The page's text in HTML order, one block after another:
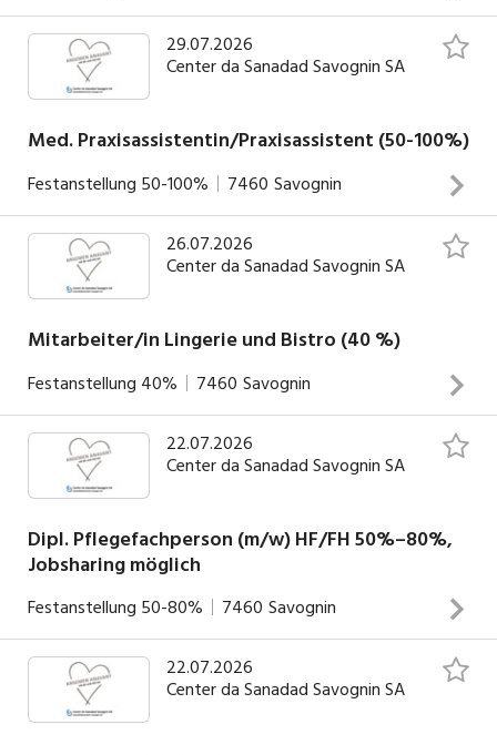
Ihre Aufgaben Ganzheitliche ambulante Versorgung in der
Arztpraxis als Hausarzt von einheimischen Patienten und
Touristen Behandlung von stationären Patienten
Abdeckung Notfalldienst Betreuung von Betagtenheim-
29.07.2026
Center da Sanadad Savognin SA
Med. Praxisassistentin/Praxisassistent (50-100%)
Festanstellung 50-100% 7460 Savognin
Deine Aufgaben Patientenempfang und Terminvergabe
Schreiben von Berichten und Zeugnissen nach Vorlage und
Diktat Leistungserfassung und Fakturierung Kontakt zu
Versicherungen Blutentnahme inkl. Laboruntersuchungen
Arztsekretariat Betreuung von Notfällen Assistenz bei
chirurgischen Eingriffen Assistenz in der Sprechstunde
26.07.2026
Center da Sanadad Savognin SA
Mitarbeiter/in Lingerie und Bistro (40 %)
Festanstellung 40% 7460 Savognin
Deine Aufgaben Selbständiges Arbeiten im Bistro Enge
Zusammenarbeit mit der Küche Kundenbedienung
Kassenverantwortung Allgemeine Reinigungs- und
Auffüllarbeiten Bereitschaft beim täglichen Abwasch
Mitarbeit in der Lingerie Sicherstellung von Hygiene- und
Sauberkeitsstandards in den zugewiesenen
Arbeitsbereichen
INSERAT ANSEHEN
22.07.2026
Center da Sanadad Savognin SA
Dipl. Pflegefachperson (m/w) HF/FH 50%–80%,
Jobsharing möglich
Festanstellung 50-80% 7460 Savognin
Deine Aufgaben Umfassende Pflege und Betreuung der
stationären und ambulanten Patienten sowie deren
Angehörigen Pflegefachverantwortung im internistischen
22.07.2026
Center da Sanadad Savognin SA